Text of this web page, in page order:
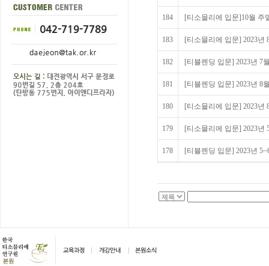
184 [티소믈리에 입문]10월 주
183 [티소믈리에 입문] 2023년
182 [티블렌딩 입문] 2023년 7
181 [티블렌딩 입문] 2023년 8
180 [티소믈리에 입문] 2023년
179 [티소믈리에 입문] 2023년
178 [티블렌딩 입문] 2023년